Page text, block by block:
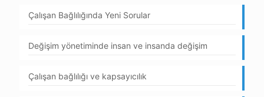
Çalışan Bağlılığında Yeni Sorular
Değişim yönetiminde insan ve insanda değişim
Çalışan bağlılığı ve kapsayıcılık